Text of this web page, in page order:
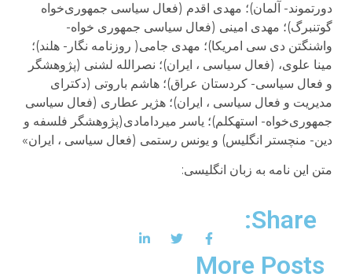
دورتموند- آلمان)؛ مهدی اقدم (فعال سیاسی جمهوری‌خواه
گوتنبرگ)؛ مهدی امینی (فعال سیاسی جمهوری خواه-
واشنگتن دى سى امریکا)؛ مهدی جامی( روزنامه نگار- هلند)؛
مینا علوی، (فعال سیاسی ، ایران)؛ نصرالله لشنی (پژوهشگر
و فعال سیاسی- کردستان عراق)؛ هاشم باروتی (دکترای
مدیریت و فعال سیاسی ، ایران)؛ هژیر عطاری (فعال سیاسی
جمهوری‌خواه- استهکلم)؛ یاسر میردامادی(پژوهشگر فلسفه و
دین- منچستر انگلیس) و یونس رستمی (فعال سیاسی ، ایران»
متن این نامه به زبان انگلیسی:
Share:
More Posts